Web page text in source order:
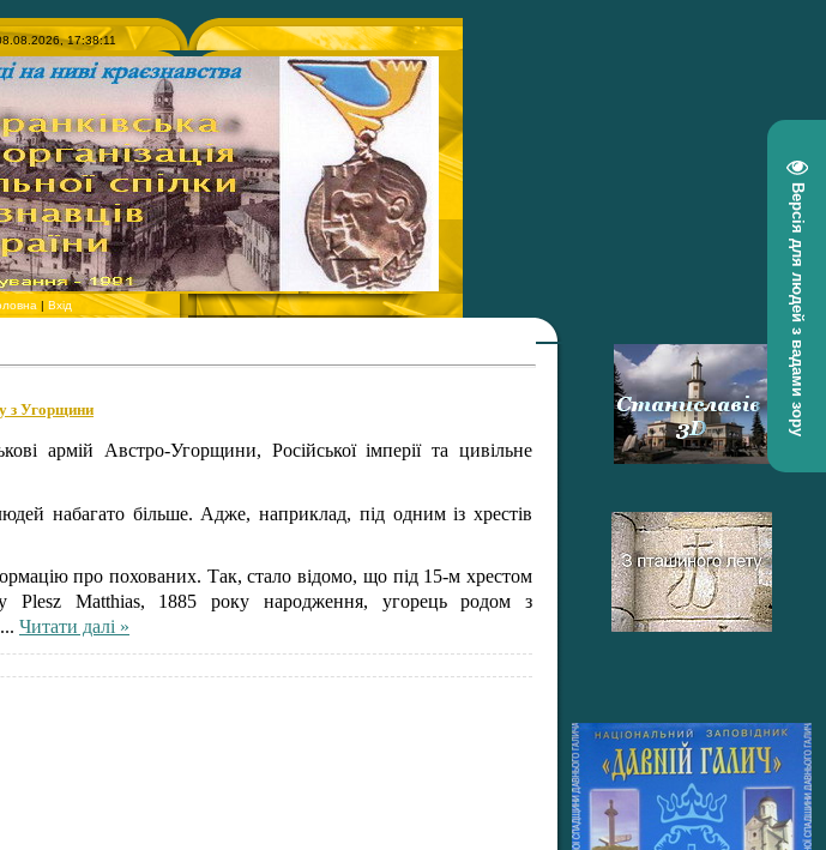
Версія для людей з вадами зору
17:38:11
| Вхід
з Угорщини
армій Австро-Угорщини, Російської імперії та цивільне
набагато більше. Адже, наприклад, під одним із хрестів
про похованих. Так, стало відомо, що під 15-м хрестом
Plesz Matthias, 1885 року народження, угорець родом з
... Читати далі »